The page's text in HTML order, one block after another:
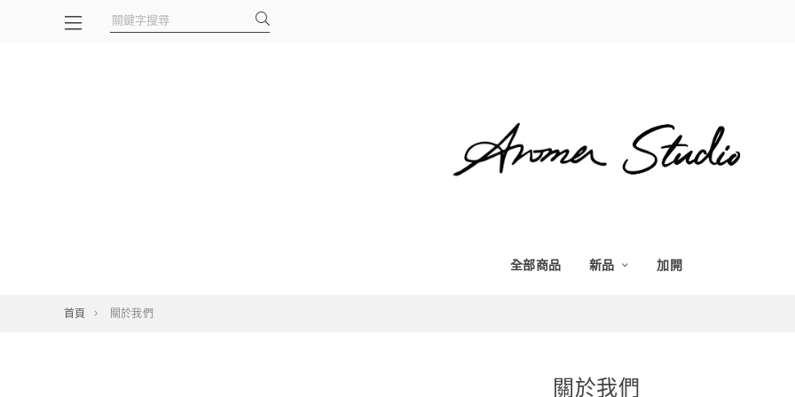
全部商品 新品 加開
首頁 關於我們
關於我們